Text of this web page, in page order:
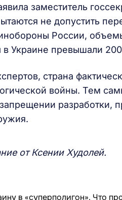
заместитель
не допустить
России,
в Украине превышали
страна
войны. Тем
разработки,
от Ксении Худолей.